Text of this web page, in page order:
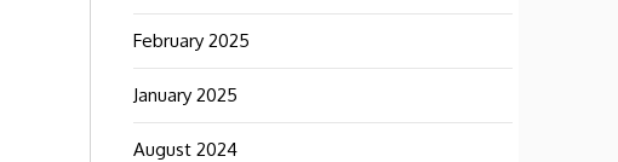
February 2025
January 2025
August 2024